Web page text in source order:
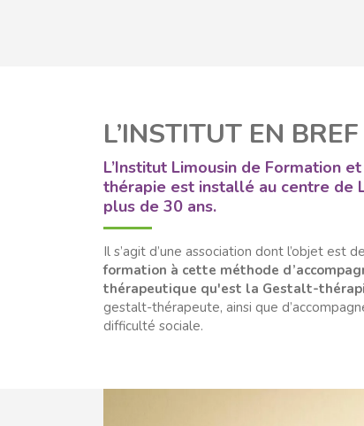
L’INSTITUT EN BREF
L’Institut Limousin de Formation
thérapie est installé au centre de
plus de 30 ans.
Il s’agit d’une association dont l’objet est
formation à cette méthode
thérapeutique qu'est la Gestalt-
gestalt-thérapeute, ainsi que
difficulté sociale.